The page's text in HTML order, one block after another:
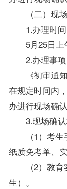
（二）现
1.办理时间
5月25日上
2.办理事项
《初审通
在规定时间内
办进行现场
3.现场确
（1）考
纸质免考单、
（2）教
生）。